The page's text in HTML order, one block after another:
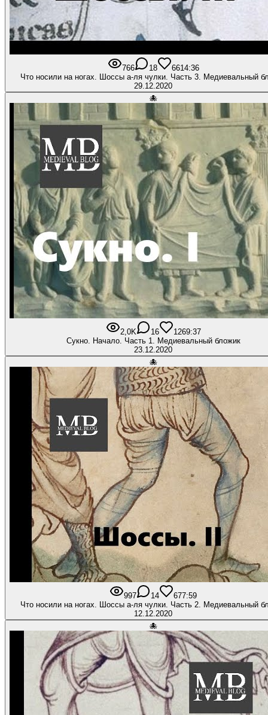
766 18 6614:36
Что носили на ногах. Шоссы а-ля чулки. Часть 3. Медиевальный
29.12.2020
🐙
2,0K 16 1269:37
Сукно. Начало. Часть 1. Медиевальный бложик
23.12.2020
🐙
997 14 677:59
Что носили на ногах. Шоссы а-ля чулки. Часть 2.
12.12.2020
🐙